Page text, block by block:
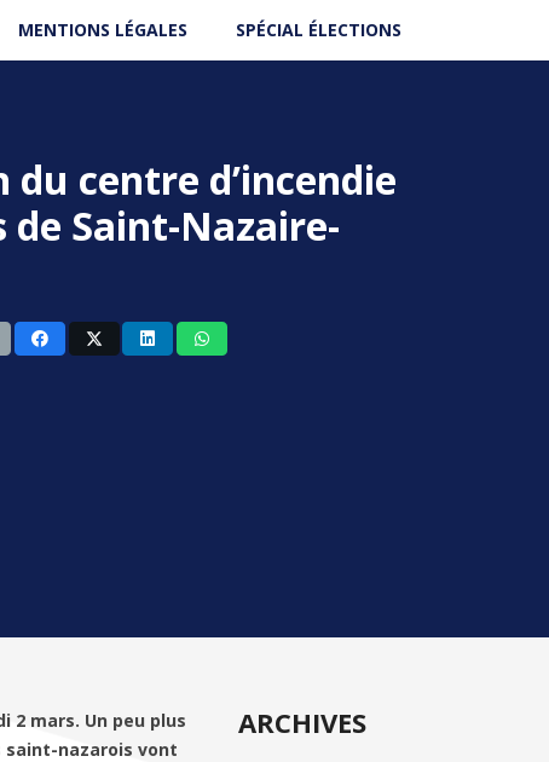
MENTIONS LÉGALES SPÉCIAL ÉLECTIONS
centre d’incendie
de Saint-Nazaire-
2 mars. Un peu plus
saint-nazarois vont
ARCHIVES